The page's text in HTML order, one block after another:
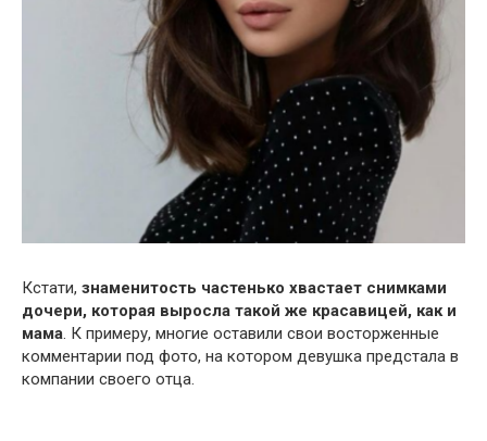
Кстати, знаменитость частенько хвастает снимками
дочери, которая выросла такой же красавицей, как и
мама. К примеру, многие оставили свои восторженные
комментарии под фото, на котором девушка предстала в
компании своего отца.